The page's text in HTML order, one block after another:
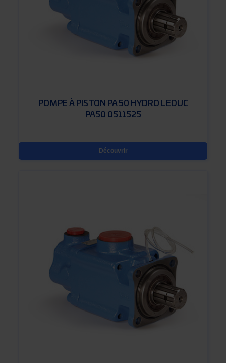
POMPE À PISTON PA 50 HYDRO LEDUC
PA50 0511525
Découvrir